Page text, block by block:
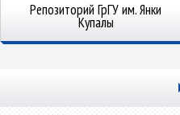
Репозиторий ГрГУ им. Янки
Купалы